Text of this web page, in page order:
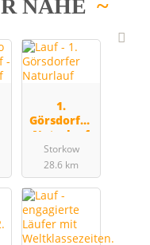
NÄHE
1.
Görsdorfer
Naturlauf
Storkow
28.6 km